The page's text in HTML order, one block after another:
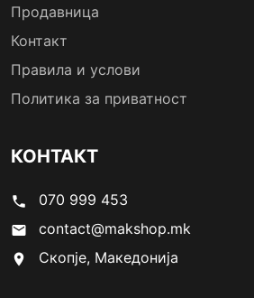
Продавница
Контакт
Правила и услови
Политика за приватност
КОНТАКТ
phone 070 999 453
email contact@makshop.mk
location_on Скопје, Македонија